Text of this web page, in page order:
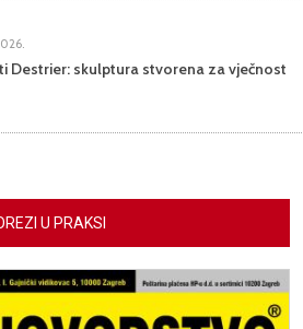
Destrier: skulptura stvorena za vječnost
U PRAKSI